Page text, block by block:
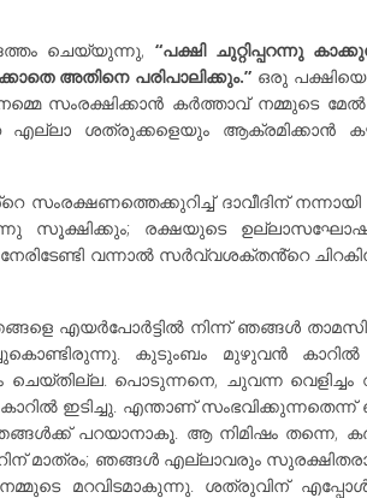
ചെയ്യുന്നു, “പക്ഷി ചുറ്റിപ്പറന്നു
അതിനെ പരിപാലിക്കും.” ഒരു
സംരക്ഷിക്കാൻ കർത്താവ് നമ്മുടെ മേൽ
ശത്രുക്കളെയും ആക്രമിക്കാൻ
ദാവീദിന് നന്നായി
സൂക്ഷിക്കും; രക്ഷയുടെ
വന്നാൽ സർവ്വശക്തൻ്റെ
എയർപോർട്ടിൽ നിന്ന് ഞങ്ങൾ
കുടുംബം മുഴുവൻ കാറിൽ
പൊടുന്നനെ, ചുവന്ന
ഇടിച്ചു. എന്താണ്
പറയാനാകൂ. ആ നിമിഷം
മാത്രം; ഞങ്ങൾ എല്ലാവരും
മറവിടമാകുന്നു. ശത്രുവിന് എപ്പോൾ